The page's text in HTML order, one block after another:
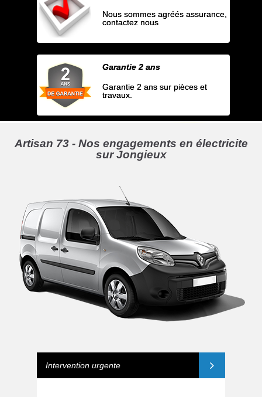
Nous sommes agréés assurance,
contactez nous
Garantie 2 ans
Garantie 2 ans sur pièces et
travaux.
Artisan 73 - Nos engagements en électricite
sur Jongieux
Intervention urgente